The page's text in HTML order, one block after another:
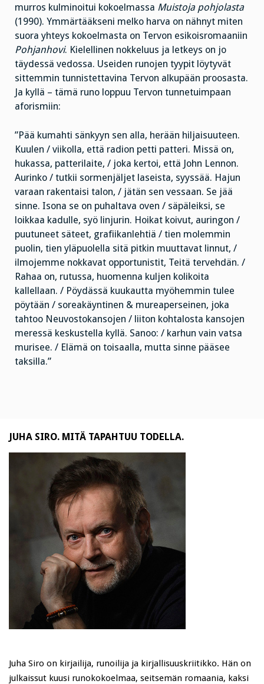
murros kulminoitui kokoelmassa Muistoja pohjolasta
(1990). Ymmärtääkseni melko harva on nähnyt miten
suora yhteys kokoelmasta on Tervon esikoisromaaniin
Pohjanhovi. Kielellinen nokkeluus ja letkeys on jo
täydessä vedossa. Useiden runojen tyypit löytyvät
sittemmin tunnistettavina Tervon alkupään proosasta.
Ja kyllä – tämä runo loppuu Tervon tunnetuimpaan
aforismiin:
”Pää kumahti sänkyyn sen alla, herään hiljaisuuteen.
Kuulen / viikolla, että radion petti patteri. Missä on,
hukassa, patterilaite, / joka kertoi, että John Lennon.
Aurinko / tutkii sormenjäljet laseista, syyssää. Hajun
varaan rakentaisi talon, / jätän sen vessaan. Se jää
sinne. Isona se on puhaltava oven / säpäleiksi, se
loikkaa kadulle, syö linjurin. Hoikat koivut, auringon /
puutuneet säteet, grafiikanlehtiä / tien molemmin
puolin, tien yläpuolella sitä pitkin muuttavat linnut, /
ilmojemme nokkavat opportunistit, Teitä tervehdän. /
Rahaa on, rutussa, huomenna kuljen kolikoita
kallellaan. / Pöydässä kuukautta myöhemmin tulee
pöytään / soreakäyntinen & mureaperseinen, joka
tahtoo Neuvostokansojen / liiton kohtalosta kansojen
meressä keskustella kyllä. Sanoo: / karhun vain vatsa
murisee. / Elämä on toisaalla, mutta sinne pääsee
taksilla.”
JUHA SIRO. MITÄ TAPAHTUU TODELLA.
Juha Siro on kirjailija, runoilija ja kirjallisuuskriitikko. Hän on
julkaissut kuusi runokokoelmaa, seitsemän romaania, kaksi